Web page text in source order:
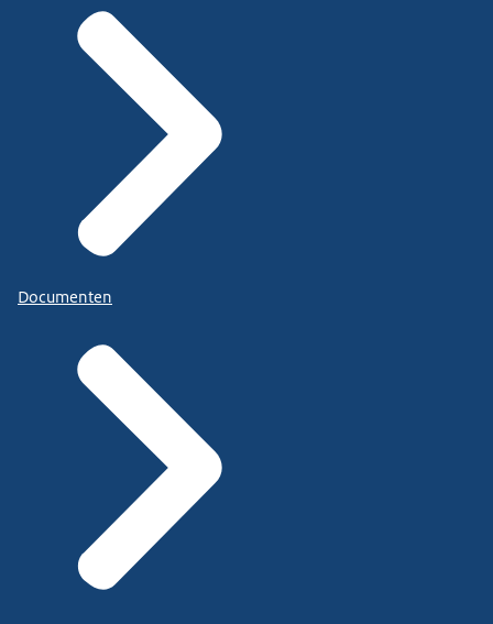
Documenten